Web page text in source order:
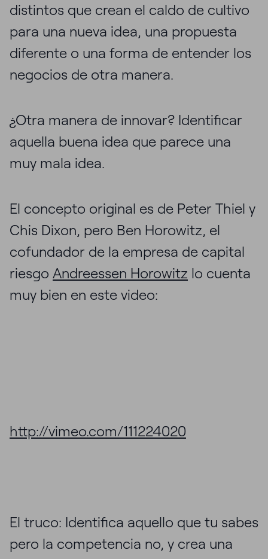
distintos que crean el caldo de cultivo
para una nueva idea, una propuesta
diferente o una forma de entender los
negocios de otra manera.
¿Otra manera de innovar? Identificar
aquella buena idea que parece una
muy mala idea.
El concepto original es de Peter Thiel y
Chis Dixon, pero Ben Horowitz, el
cofundador de la empresa de capital
riesgo Andreessen Horowitz lo cuenta
muy bien en este video:
http://vimeo.com/111224020
El truco: Identifica aquello que tu sabes
pero la competencia no, y crea una